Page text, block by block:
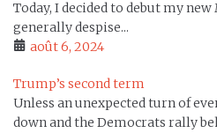
Today, I decided to debut my
generally despise...
août 6, 2024
Trump’s second term
Unless an unexpected turn of
down and the Democrats rally